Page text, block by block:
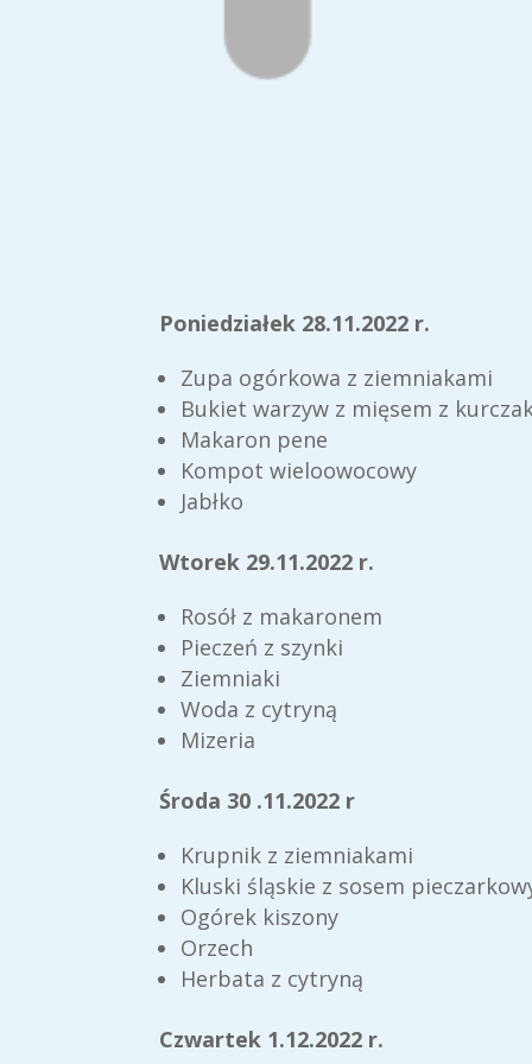
Poniedziałek 28.11.2022 r.
Zupa ogórkowa z ziemniakami
Bukiet warzyw z mięsem z
Makaron pene
Kompot wieloowocowy
Jabłko
Wtorek 29.11.2022 r.
Rosół z makaronem
Pieczeń z szynki
Ziemniaki
Woda z cytryną
Mizeria
Środa 30 .11.2022 r
Krupnik z ziemniakami
Kluski śląskie z sosem
Ogórek kiszony
Orzech
Herbata z cytryną
Czwartek 1.12.2022 r.